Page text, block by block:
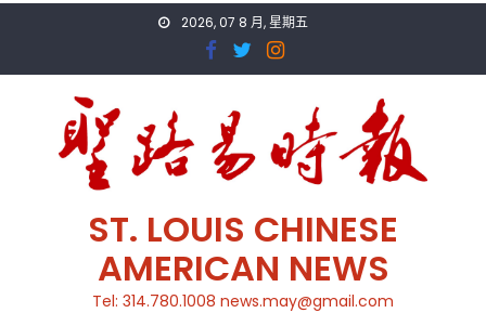
2026, 07 8 月, 星期五
ST. LOUIS CHINESE
AMERICAN NEWS
Tel: 314.780.1008 news.may@gmail.com